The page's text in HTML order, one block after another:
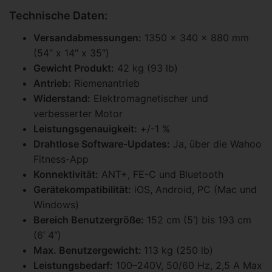
Technische Daten:
Versandabmessungen: 1350 x 340 x 880 mm
(54″ x 14″ x 35″)
Gewicht Produkt: 42 kg (93 lb)
Antrieb: Riemenantrieb
Widerstand: Elektromagnetischer und
verbesserter Motor
Leistungsgenauigkeit: +/-1 %
Drahtlose Software-Updates: Ja, über die Wahoo
Fitness-App
Konnektivität: ANT+, FE-C und Bluetooth
Gerätekompatibilität: iOS, Android, PC (Mac und
Windows)
Bereich Benutzergröße: 152 cm (5‘) bis 193 cm
(6‘ 4“)
Max. Benutzergewicht: 113 kg (250 lb)
Leistungsbedarf: 100–240V, 50/60 Hz, 2,5 A Max